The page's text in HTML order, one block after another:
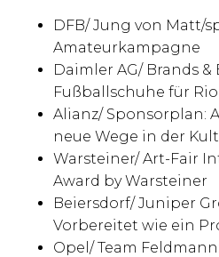
DFB/ Jung von Matt/
Amateurkampagne
Daimler AG/ Brands &
Fußballschuhe für Rio
Alianz/ Sponsorplan:
neue Wege in der
Warsteiner/ Art-Fair
Award by Warsteiner
Beiersdorf/ Juniper
Vorbereitet wie ein
Opel/ Team